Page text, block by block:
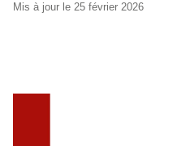
Mis à jour le 25 février 2026